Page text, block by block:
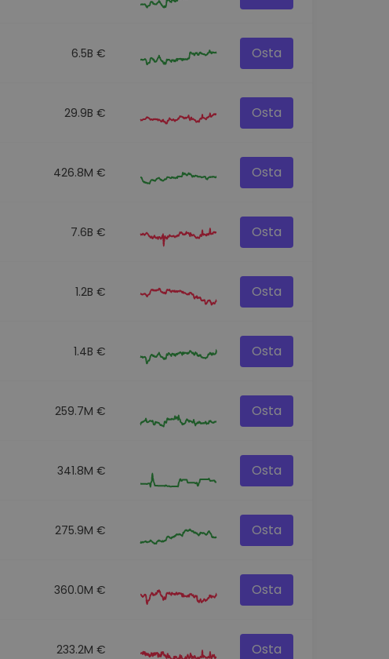
6.5B € Osta
29.9B € Osta
426.8M € Osta
7.6B € Osta
1.2B € Osta
1.4B € Osta
259.7M € Osta
341.8M € Osta
275.9M € Osta
360.0M € Osta
233.2M € Osta